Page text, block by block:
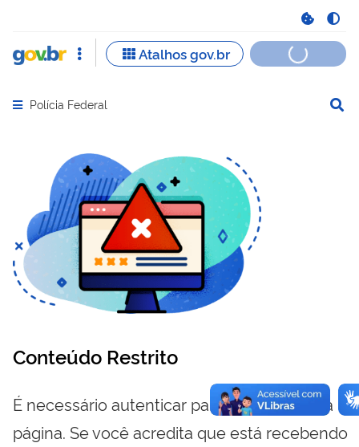
Abrir menu principal de navegação
Polícia Federal
Conteúdo Restrito
É necessário autenticar para visualizar essa
página. Se você acredita que está recebendo